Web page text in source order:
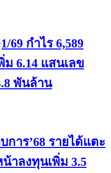
69 กำไร 6,589
6.14 แสนเลข
พันล้าน
การ’68 รายได้แตะ
าลงทุนเพิ่ม 3.5